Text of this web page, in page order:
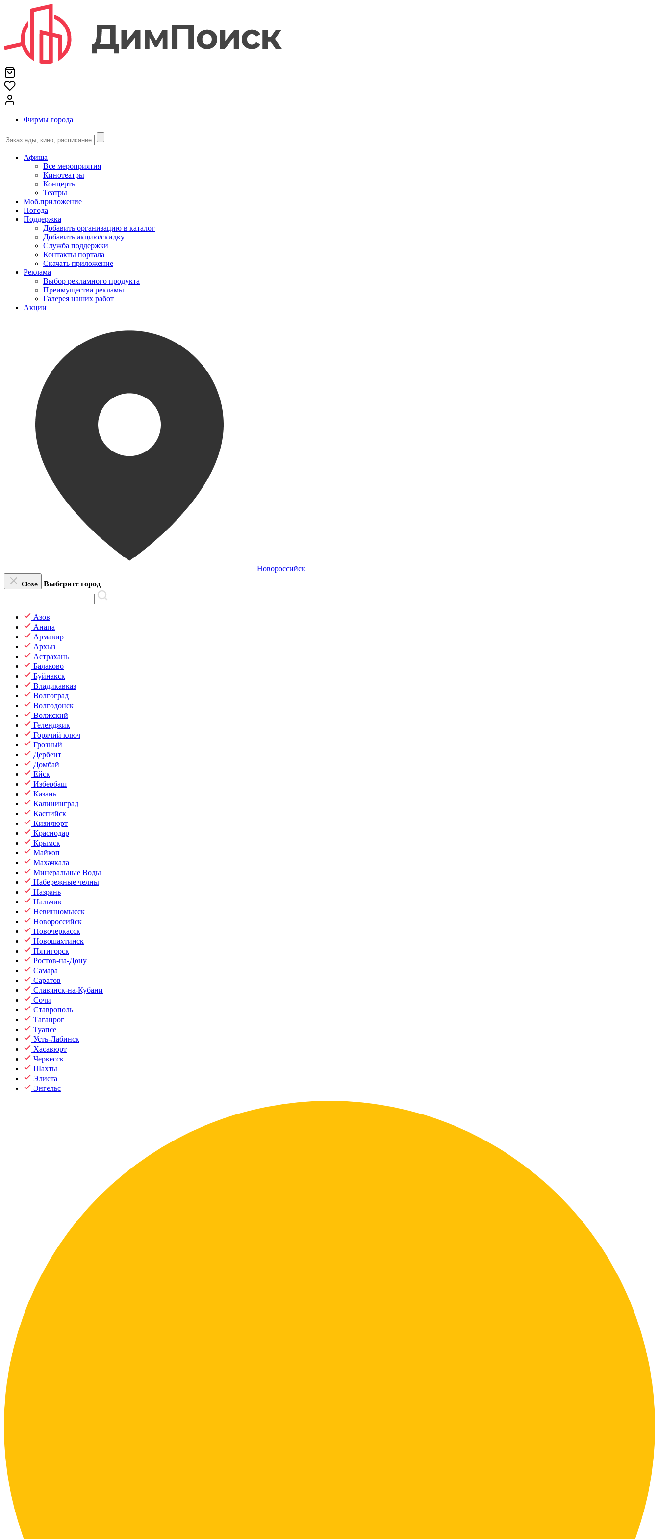
Фирмы города
Афиша
Все мероприятия
Кинотеатры
Концерты
Театры
Моб.приложение
Погода
Поддержка
Добавить организацию в каталог
Добавить акцию/скидку
Служба поддержки
Контакты портала
Скачать приложение
Реклама
Выбор рекламного продукта
Преимущества рекламы
Галерея наших работ
Акции
Новороссийск
Close Выберите город
Азов
Анапа
Армавир
Архыз
Астрахань
Балаково
Буйнакск
Владикавказ
Волгоград
Волгодонск
Волжский
Геленджик
Горячий ключ
Грозный
Дербент
Домбай
Ейск
Избербаш
Казань
Калининград
Каспийск
Кизилюрт
Краснодар
Крымск
Майкоп
Махачкала
Минеральные Воды
Набережные челны
Назрань
Нальчик
Невинномысск
Новороссийск
Новочеркасск
Новошахтинск
Пятигорск
Ростов-на-Дону
Самара
Саратов
Славянск-на-Кубани
Сочи
Ставрополь
Таганрог
Туапсе
Усть-Лабинск
Хасавюрт
Черкесск
Шахты
Элиста
Энгельс